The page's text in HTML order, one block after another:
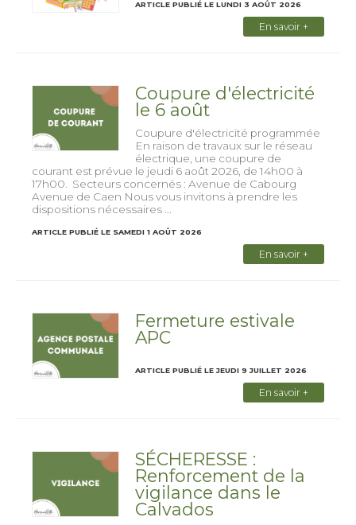
ARTICLE PUBLIÉ LE LUNDI 3 AOÛT 2026
En savoir +
Coupure d'électricité
le 6 août
Coupure d'électricité programmée
En raison de travaux sur le réseau
électrique, une coupure de
courant est prévue le jeudi 6 août 2026, de 14h00 à
17h00. Secteurs concernés : Avenue de Cabourg
Avenue de Caen Nous vous invitons à prendre les
dispositions nécessaires ...
ARTICLE PUBLIÉ LE SAMEDI 1 AOÛT 2026
En savoir +
Fermeture estivale
APC
ARTICLE PUBLIÉ LE JEUDI 9 JUILLET 2026
En savoir +
SÉCHERESSE :
Renforcement de la
vigilance dans le
Calvados